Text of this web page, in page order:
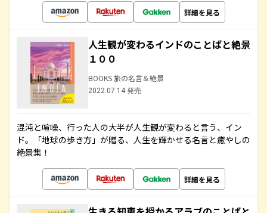
詳細を見る
人生観が変わるインドのことばと絶景
１００
BOOKS 旅の名言＆絶景
2022.07.14 発売
混沌と喧噪、行った人の大半が人生観が変わると言う、イン
ド。「地球の歩き方」が贈る、人生を輝かせる名言と癒やしの
絶景集！
詳細を見る